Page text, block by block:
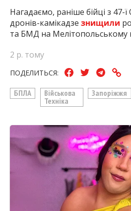
Нагадаємо, раніше бійці з
дронів-камікадзе знищили
та БМД на Мелітопольському
2 р. тому
ПОДЕЛИТЬСЯ:
БПЛА
Військова
Техніка
Запоріжжя